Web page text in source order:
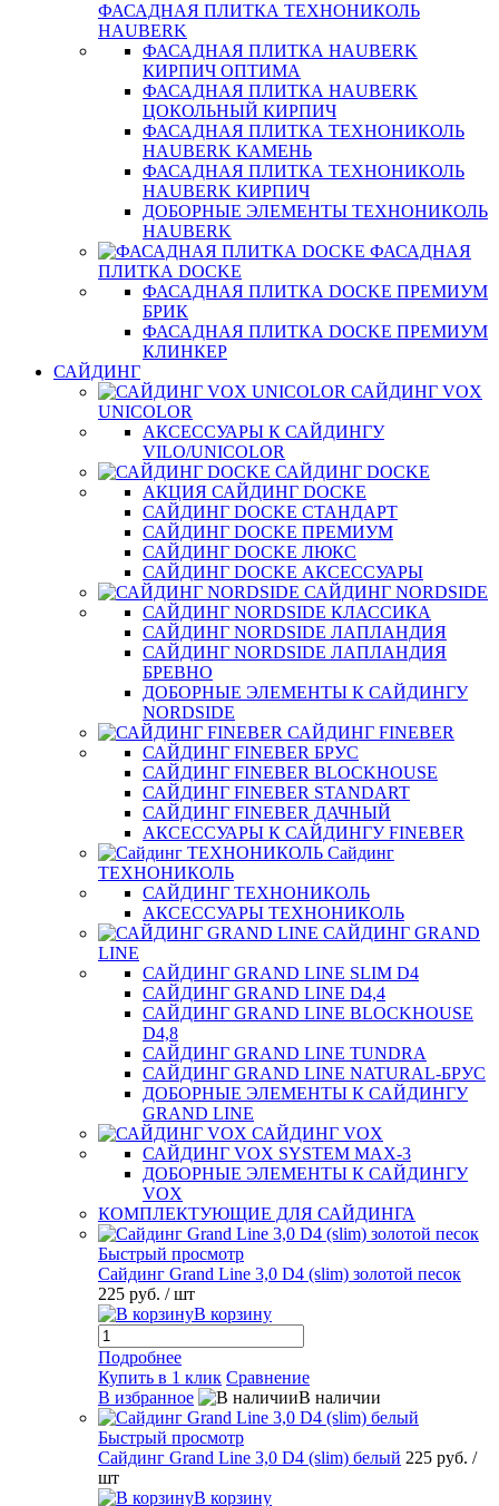
ФАСАДНАЯ ПЛИТКА ТЕХНОНИКОЛЬ
HAUBERK
ФАСАДНАЯ ПЛИТКА HAUBERK
КИРПИЧ ОПТИМА
ФАСАДНАЯ ПЛИТКА HAUBERK
ЦОКОЛЬНЫЙ КИРПИЧ
ФАСАДНАЯ ПЛИТКА ТЕХНОНИКОЛЬ
HAUBERK КАМЕНЬ
ФАСАДНАЯ ПЛИТКА ТЕХНОНИКОЛЬ
HAUBERK КИРПИЧ
ДОБОРНЫЕ ЭЛЕМЕНТЫ ТЕХНОНИКОЛЬ
HAUBERK
ФАСАДНАЯ
ПЛИТКА DOCKE
ФАСАДНАЯ ПЛИТКА DOCKE ПРЕМИУМ
БРИК
ФАСАДНАЯ ПЛИТКА DOCKE ПРЕМИУМ
КЛИНКЕР
САЙДИНГ
САЙДИНГ VOX
UNICOLOR
АКСЕССУАРЫ К САЙДИНГУ
VILO/UNICOLOR
САЙДИНГ DOCKE
АКЦИЯ САЙДИНГ DOCKE
САЙДИНГ DOCKE СТАНДАРТ
САЙДИНГ DOCKE ПРЕМИУМ
САЙДИНГ DOCKE ЛЮКС
САЙДИНГ DOCKE АКСЕССУАРЫ
САЙДИНГ NORDSIDE
САЙДИНГ NORDSIDE КЛАССИКА
САЙДИНГ NORDSIDE ЛАПЛАНДИЯ
САЙДИНГ NORDSIDE ЛАПЛАНДИЯ
БРЕВНО
ДОБОРНЫЕ ЭЛЕМЕНТЫ К САЙДИНГУ
NORDSIDE
САЙДИНГ FINEBER
САЙДИНГ FINEBER БРУС
САЙДИНГ FINEBER BLOCKHOUSE
САЙДИНГ FINEBER STANDART
САЙДИНГ FINEBER ДАЧНЫЙ
АКСЕССУАРЫ К САЙДИНГУ FINEBER
Сайдинг
ТЕХНОНИКОЛЬ
САЙДИНГ ТЕХНОНИКОЛЬ
АКСЕССУАРЫ ТЕХНОНИКОЛЬ
САЙДИНГ GRAND
LINE
САЙДИНГ GRAND LINE SLIM D4
САЙДИНГ GRAND LINE D4,4
САЙДИНГ GRAND LINE BLOCKHOUSE
D4,8
САЙДИНГ GRAND LINE TUNDRA
САЙДИНГ GRAND LINE NATURAL-БРУС
ДОБОРНЫЕ ЭЛЕМЕНТЫ К САЙДИНГУ
GRAND LINE
САЙДИНГ VOX
САЙДИНГ VOX SYSTEM MAX-3
ДОБОРНЫЕ ЭЛЕМЕНТЫ К САЙДИНГУ
VOX
КОМПЛЕКТУЮЩИЕ ДЛЯ САЙДИНГА
Быстрый просмотр
Сайдинг Grand Line 3,0 D4 (slim) золотой песок
225 руб. / шт
В корзину
Подробнее
Купить в 1 клик Сравнение
В избранное
В наличии
Быстрый просмотр
Сайдинг Grand Line 3,0 D4 (slim) белый 225 руб. /
шт
В корзину